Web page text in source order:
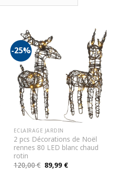
-25%
ECLAIRAGE JARDIN
2 pcs Décorations de Noël
rennes 80 LED blanc chaud
rotin
120,00€ Le
prix
89,99 €Le
prix